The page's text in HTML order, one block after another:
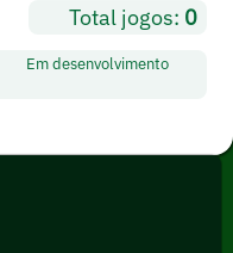
Total jogos: 0
Em desenvolvimento